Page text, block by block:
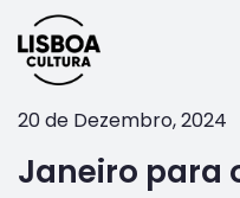
20 de Dezembro, 2024
Janeiro para